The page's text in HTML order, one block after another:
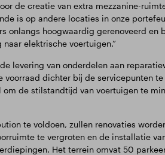
de creatie van extra mezzanine-
is op andere locaties in onze
onlangs hoogwaardig gerenoveerd en
elektrische voertuigen.”
levering van onderdelen aan
voorraad dichter bij de servicepunten
de stilstandtijd van voertuigen te
te voldoen, zullen renovaties
te vergroten en de installatie
Het terrein omvat 50